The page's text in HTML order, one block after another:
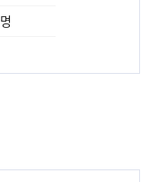
명